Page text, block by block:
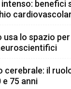
benefici
usa lo spazio
cerebrale: il
75 anni